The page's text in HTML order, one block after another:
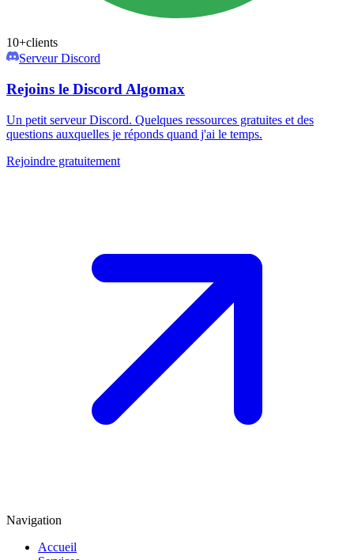
10+clients
Serveur Discord
Rejoins le Discord Algomax
Un petit serveur Discord. Quelques ressources gratuites et des
questions auxquelles je réponds quand j'ai le temps.
Rejoindre gratuitement
Navigation
Accueil